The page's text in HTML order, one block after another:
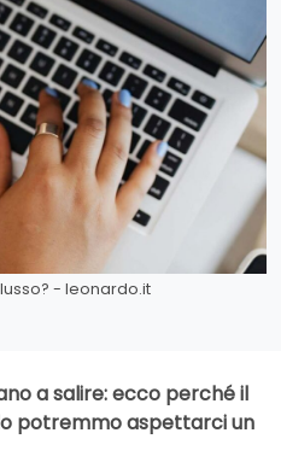
- leonardo.it
a salire: ecco perché il
potremmo aspettarci un